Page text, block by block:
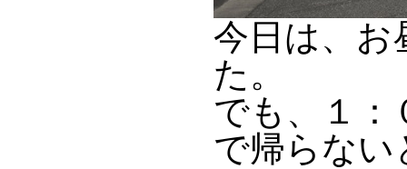
今日は、
た。
でも、１
で帰らない